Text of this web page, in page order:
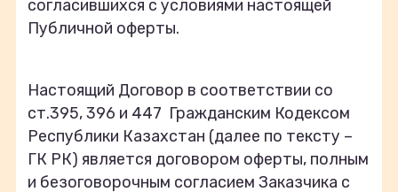
согласившихся с условиями настоящей
Публичной оферты.
Настоящий Договор в соответствии со
ст.395, 396 и 447 Гражданским Кодексом
Республики Казахстан (далее по тексту –
ГК РК) является договором оферты, полным
и безоговорочным согласием Заказчика с